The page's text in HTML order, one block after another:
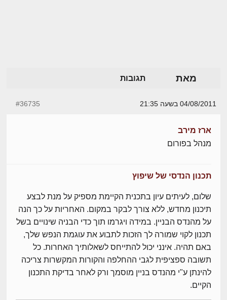
מאת תגובות
04/08/2011 בשעה 21:35 #36735
ארז מירב
מנהל בפורום
תכנון הנדסי של שיפוץ
שלום, לעיתים עיון בתכנית הקיימת מספיק על מנת לבצע
תיכנון מחדש, ללא צורך לבקר במקום. האחריות על כך הנה
על מהנדס הבניין. במידה ויגרמו תוך כדי הבניה שינויים בשל
תכנון לקוי שמורה לך הזכות לתבוע את עוגמת הנפש שלך,
באם תהיה. אינני יכול להתייחס לשאלותיך האחרות. כל
תשובה ספציפית לגבי ההחלפה והקורות המקשרות צריכה
להינתן ע"י מהנדס בניין מוסמך ורק לאחר בדיקת התכנון
הקיים.